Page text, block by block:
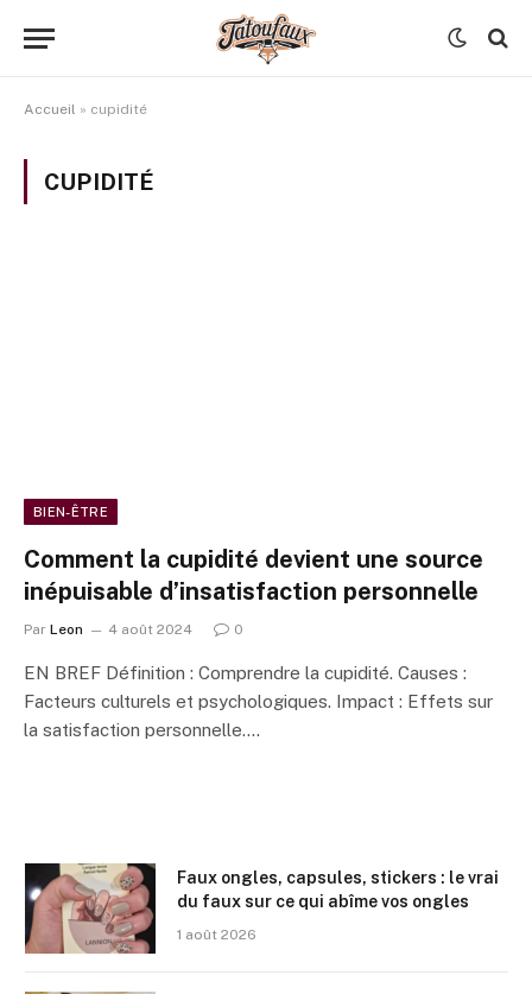
Accueil » cupidité
CUPIDITÉ
BIEN-ÊTRE
Comment la cupidité devient une source
inépuisable d’insatisfaction personnelle
Par Leon 4 août 2024 0
EN BREF Définition : Comprendre la cupidité. Causes :
Facteurs culturels et psychologiques. Impact : Effets sur
la satisfaction personnelle.…
Faux ongles, capsules, stickers : le vrai
du faux sur ce qui abîme vos ongles
1 août 2026